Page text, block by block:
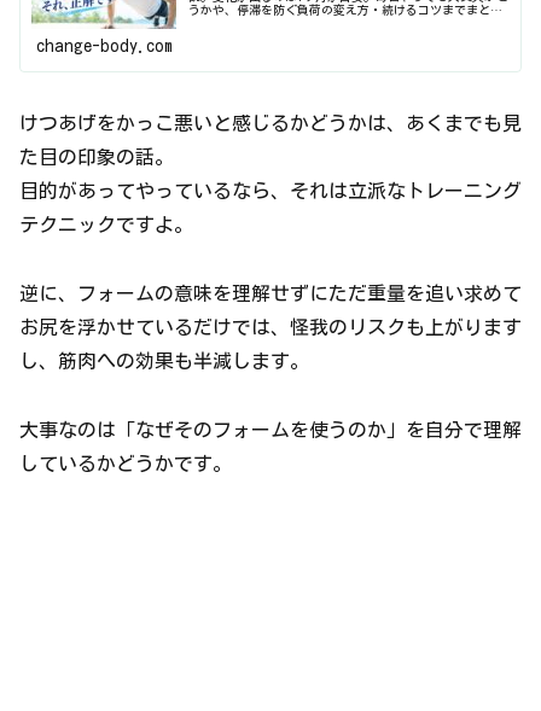
うかや、停滞を防ぐ負荷の変え方・続けるコツまでまとめ
change-body.com
けつあげをかっこ悪いと感じるかどうかは、あくまでも見
た目の印象の話。
目的があってやっているなら、それは立派なトレーニング
テクニックですよ。
逆に、フォームの意味を理解せずにただ重量を追い求めて
お尻を浮かせているだけでは、怪我のリスクも上がります
し、筋肉への効果も半減します。
大事なのは「なぜそのフォームを使うのか」を自分で理解
しているかどうかです。